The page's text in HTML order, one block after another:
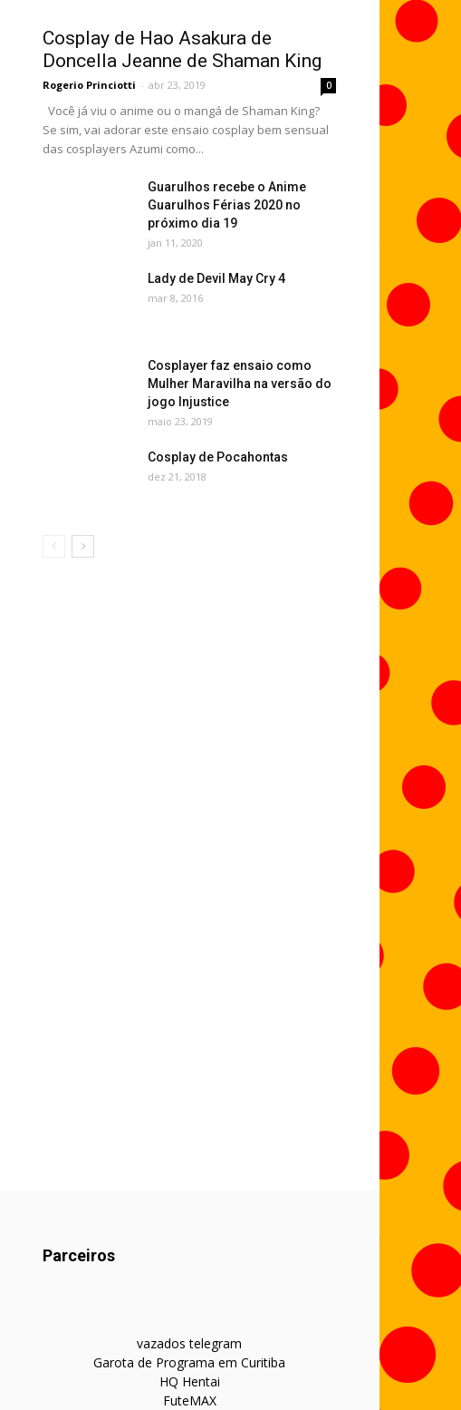
Cosplay de Hao Asakura de
Doncella Jeanne de Shaman King
Rogerio Princiotti - abr 23, 2019 0
Você já viu o anime ou o mangá de Shaman King?
Se sim, vai adorar este ensaio cosplay bem sensual
das cosplayers Azumi como...
Guarulhos recebe o Anime
Guarulhos Férias 2020 no
próximo dia 19
jan 11, 2020
Lady de Devil May Cry 4
mar 8, 2016
Cosplayer faz ensaio como
Mulher Maravilha na versão do
jogo Injustice
maio 23, 2019
Cosplay de Pocahontas
dez 21, 2018
Parceiros
vazados telegram
Garota de Programa em Curitiba
HQ Hentai
FuteMAX